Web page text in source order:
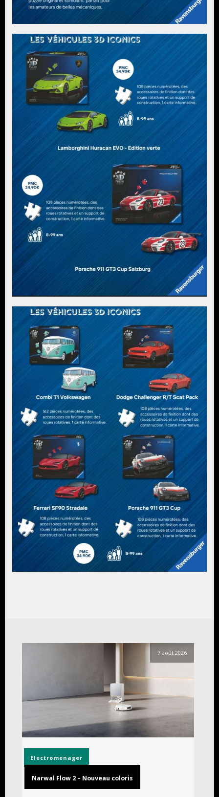
7 août 2026
Electromenager
Narwal Flow 2 – Nouveau coloris